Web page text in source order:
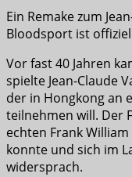
Ein Remake zum
Bloodsport ist
Vor fast 40 Jahren
spielte Jean-Claude
der in Hongkong an
teilnehmen will. Der
echten Frank
konnte und sich im
widersprach.